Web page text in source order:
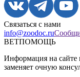
Связаться с нами
info@zoodoc.ru
ВЕТПОМОЩЬ
Информация на сайте
заменяет очную